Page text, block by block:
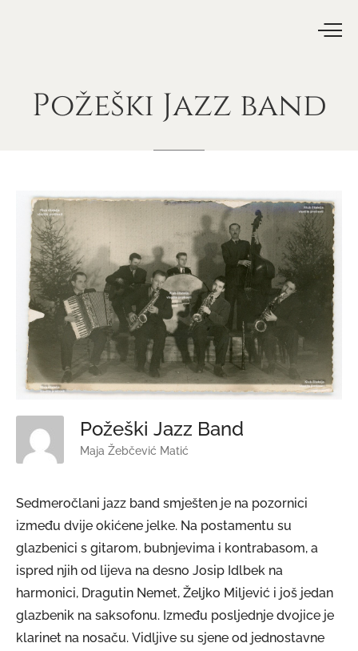
Požeški Jazz band
Požeški Jazz Band
Maja Žebčević Matić
Sedmeročlani jazz band smješten je na pozornici
između dvije okićene jelke. Na postamentu su
glazbenici s gitarom, bubnjevima i kontrabasom, a
ispred njih od lijeva na desno Josip Idlbek na
harmonici, Dragutin Nemet, Željko Miljević i još jedan
glazbenik na saksofonu. Između posljednje dvojice je
klarinet na nosaču. Vidljive su sjene od jednostavne